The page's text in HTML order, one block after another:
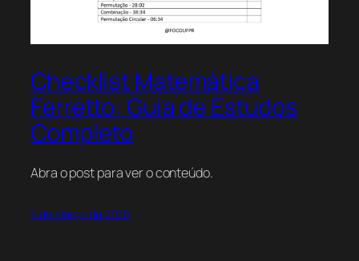
Checklist Matemática
Ferretto: Guia de Estudos
Completo
Abra o post para ver o conteúdo.
4 de março de 2026